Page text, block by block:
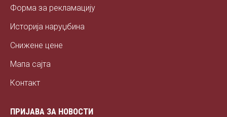
Форма за рекламацију
Историја наруџбина
Снижене цене
Мапа сајта
Контакт
ПРИЈАВА ЗА НОВОСТИ